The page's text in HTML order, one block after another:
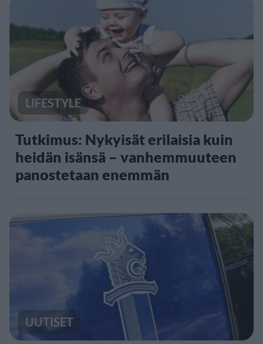
LIFESTYLE
Tutkimus: Nykyisät erilaisia kuin
heidän isänsä – vanhemmuuteen
panostetaan enemmän
UUTISET